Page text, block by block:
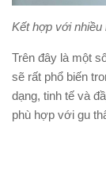
Kết hợp với
Trên đây là một
sẽ rất phổ biến
dạng, tinh tế và
phù hợp với gu